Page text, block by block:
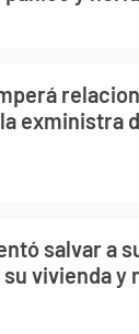
exministra
salvar a
vivienda y